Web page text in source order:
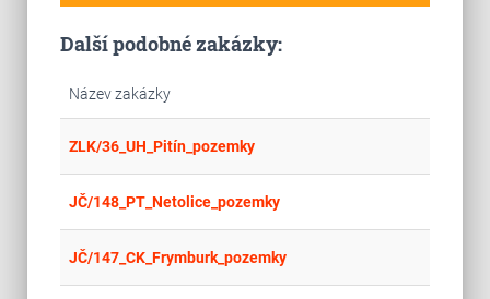
Další podobné zakázky:
Název zakázky
ZLK/36_UH_Pitín_pozemky
JČ/148_PT_Netolice_pozemky
JČ/147_CK_Frymburk_pozemky